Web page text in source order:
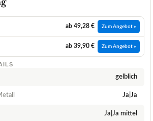
ab 49,28 € Zum Angebot »
ab 39,90 € Zum Angebot »
gelblich
Ja|Ja
Ja|Ja mittel